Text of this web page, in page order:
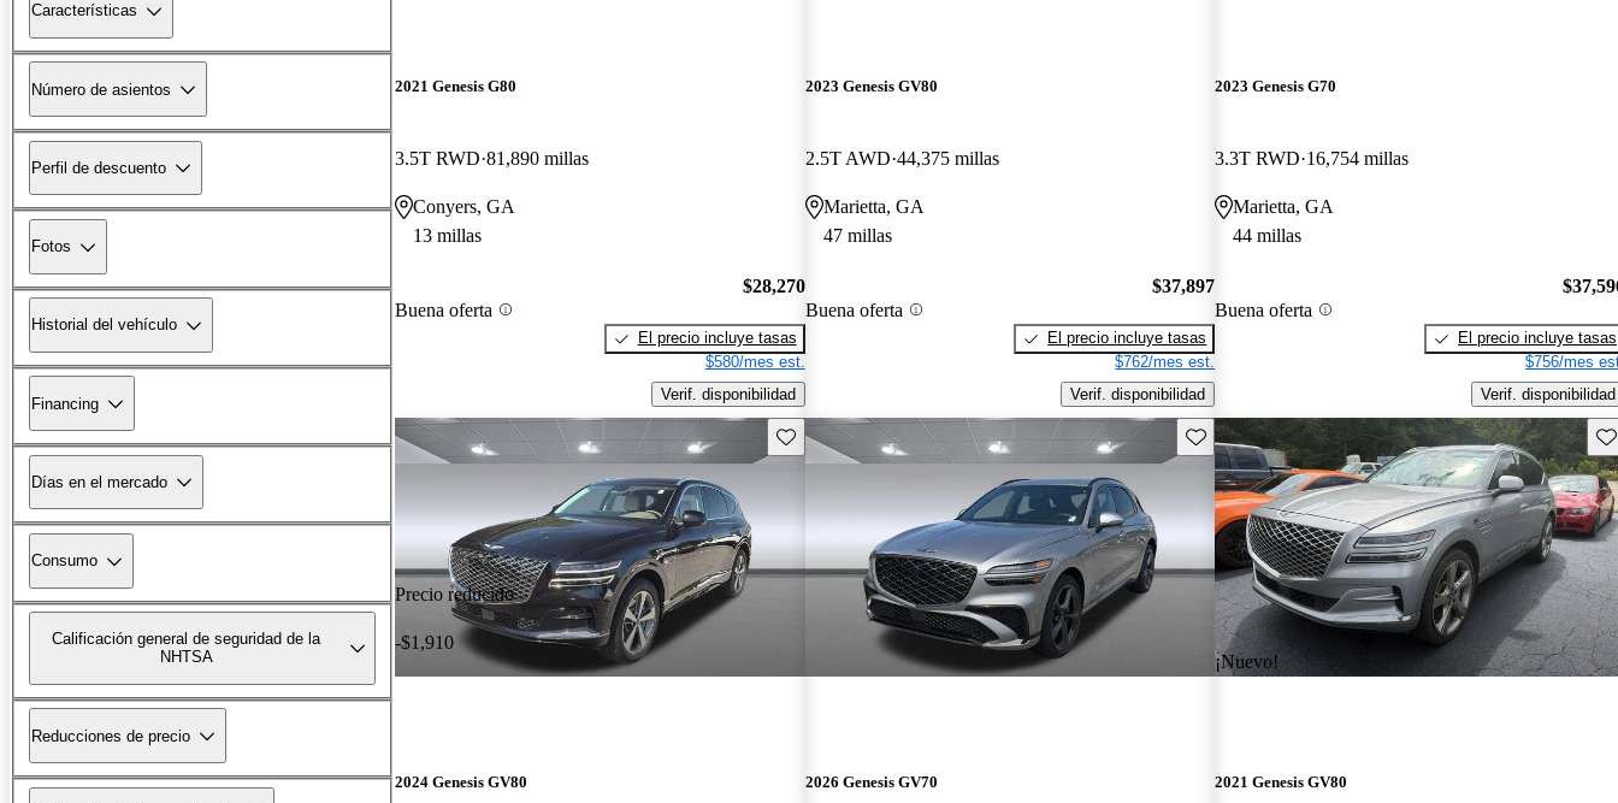
Características
Número de asientos
Perfil de descuento
Fotos
Historial del vehículo
Financing
Días en el mercado
Consumo
Calificación general de seguridad de la
NHTSA
Reducciones de precio
2021 Genesis G80
3.5T RWD 81,890 millas
Conyers, GA
13 millas
Buena oferta
$28,270
El precio incluye tasas
$580/mes est.
Verif. disponibilidad
2023 Genesis GV80
2.5T AWD 44,375 millas
Marietta, GA
47 millas
Buena oferta
$37,897
El precio incluye tasas
$762/mes est.
Verif. disponibilidad
2023 Genesis G70
3.3T RWD 16,754 millas
Marietta, GA
44 millas
Buena oferta
El precio incluye tasas
$756/mes
Verif. disponibilidad
Precio reducido
-$1,910
Guarda este Aviso
2024 Genesis GV80
Guarda este Aviso
2026 Genesis GV70
¡Nuevo!
2021 Genesis GV80